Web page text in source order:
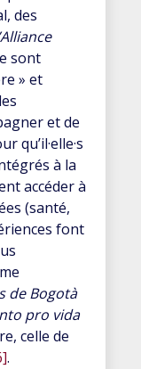
des
sont
» et
et de
qu’il·elle·s
à la
accéder à
(santé,
font
de Bogotà
pro vida
celle de
.